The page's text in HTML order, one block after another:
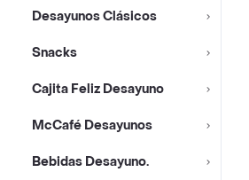
Desayunos Clásicos
Snacks
Cajita Feliz Desayuno
McCafé Desayunos
Bebidas Desayuno.